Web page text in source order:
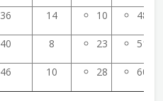
36 14 10 48
40 8 23 51
46 10 28 60